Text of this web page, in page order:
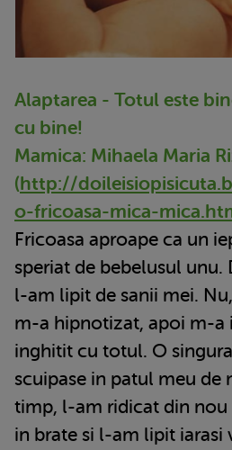
Alaptarea - Totul este
cu bine!
Mamica: Mihaela Maria
(http://
o-fricoasa-mica-
Fricoasa aproape ca un
speriat de bebelusul unu.
l-am lipit de sanii mei.
m-a hipnotizat, apoi m-a
inghitit cu totul. O
scuipase in patul meu de
timp, l-am ridicat din nou
in brate si l-am lipit iarasi